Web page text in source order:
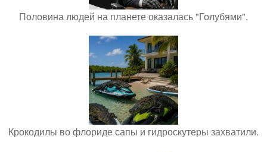
Половина людей на планете оказалась "Голубями".
Крокодилы во флориде сапы и гидроскутеры захватили.